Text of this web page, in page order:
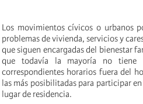
Los movimientos cívicos o urbanos
problemas de vivienda, servicios y
que siguen encargadas del bienestar
que todavía la mayoría no tiene
correspondientes horarios fuera del
las más posibilitadas para participar
lugar de residencia.